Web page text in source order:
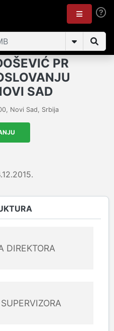
PR
SAD
, Novi Sad, Srbija
DIREKTORA